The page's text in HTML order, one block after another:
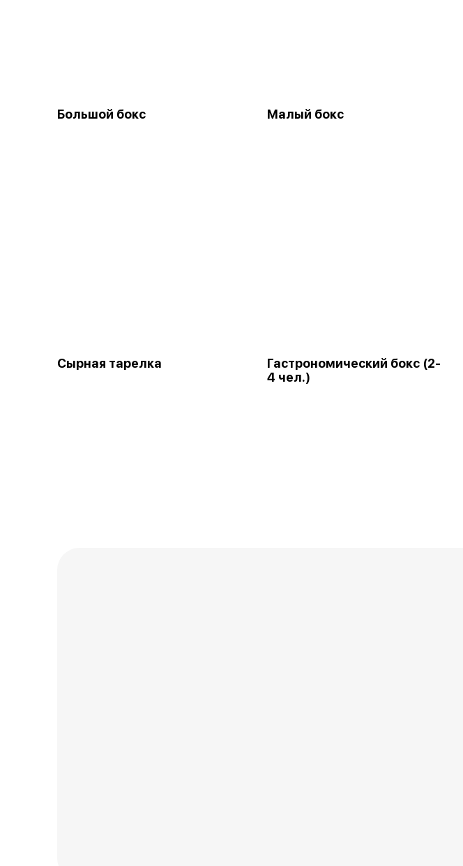
Большой бокс Малый бокс
Сырная тарелка
Гастрономический бокс (2-
4 чел.)